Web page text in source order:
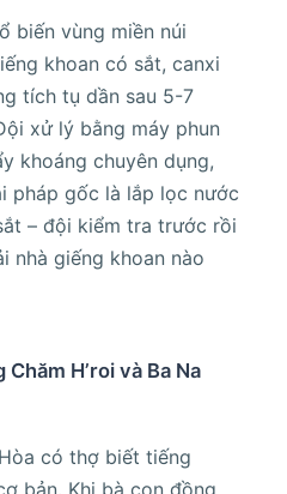
biến vùng miền núi
khoan có sắt, canxi
tích tụ dần sau 5-7
xử lý bằng máy phun
khoáng chuyên dụng,
pháp gốc là lắp lọc nước
– đội kiểm tra trước rồi
nhà giếng khoan nào
H’roi và Ba Na
có thợ biết tiếng
bản. Khi bà con đồng